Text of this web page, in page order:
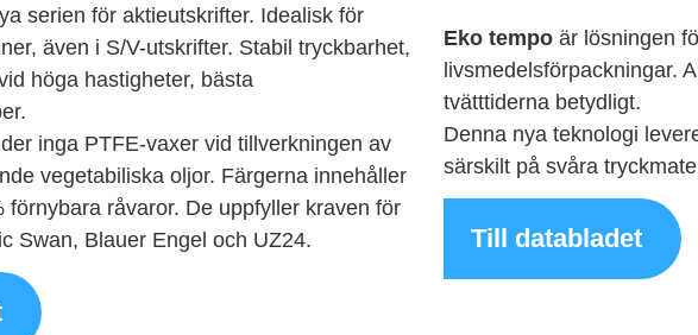
serien för aktieutskrifter. Idealisk för
även i S/V-utskrifter. Stabil tryckbarhet,
höga hastigheter, bästa
inga PTFE-vaxer vid tillverkningen av
vegetabiliska oljor. Färgerna innehåller
förnybara råvaror. De uppfyller kraven för
Swan, Blauer Engel och UZ24.
Eko tempo är lösningen
livsmedelsförpackningar.
tvätttiderna betydligt.
Denna nya teknologi
särskilt på svåra
Till databladet